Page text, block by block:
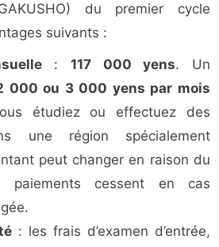
du premier cycle
suivants :
:117 000 yens. Un
000 ou 3 000 yens par mois
étudiez ou effectuez des
une région spécialement
peut changer en raison du
cessent en cas
: les frais d’examen d’entrée,